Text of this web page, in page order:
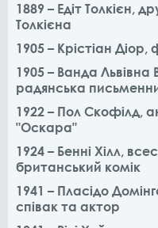
1889 – Едіт Толкієн,
Толкієна
1905 – Крістіан
1905 – Ванда
радянська
1922 – Пол Скофілд,
"Оскара"
1924 – Бенні Хілл,
британський комік
1941 – Пласідо
співак та актор